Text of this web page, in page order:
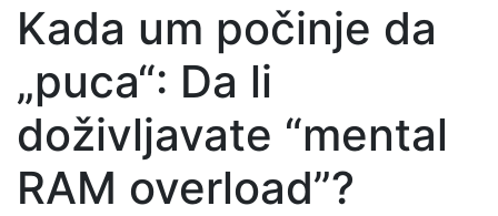
Kada um počinje da
„puca“: Da li
doživljavate “mental
RAM overload”?